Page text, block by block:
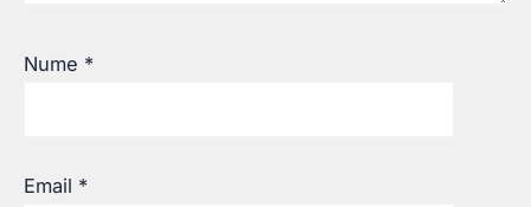
Nume *
Email *